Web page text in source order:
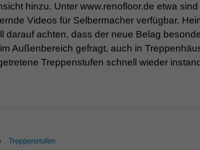
hinzu. Unter www.renofloor.de etwa
Videos für Selbermacher verfügbar.
darauf achten, dass der neue Belag
Außenbereich gefragt, auch in
Treppenstufen schnell wieder
Treppenstufen